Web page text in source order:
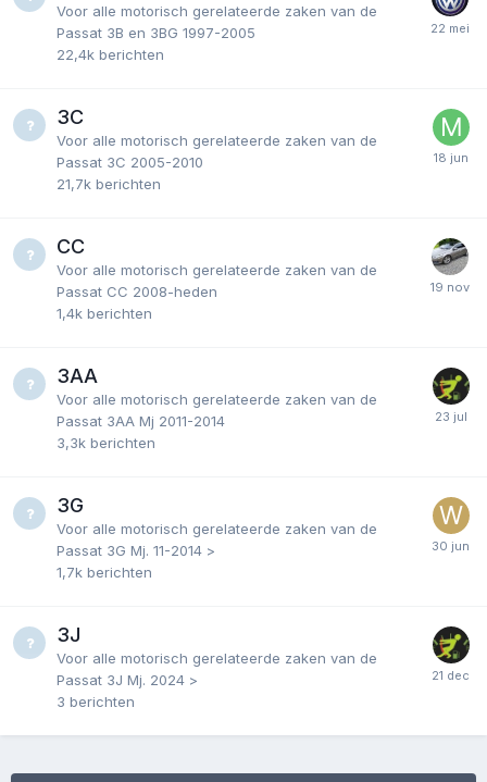
Voor alle motorisch gerelateerde zaken van de
Passat 3B en 3BG 1997-2005
22,4k berichten
3C
Voor alle motorisch gerelateerde zaken van de
Passat 3C 2005-2010
21,7k berichten
CC
Voor alle motorisch gerelateerde zaken van de
Passat CC 2008-heden
1,4k berichten
3AA
Voor alle motorisch gerelateerde zaken van de
Passat 3AA Mj 2011-2014
3,3k berichten
3G
Voor alle motorisch gerelateerde zaken van de
Passat 3G Mj. 11-2014 >
1,7k berichten
3J
Voor alle motorisch gerelateerde zaken van de
Passat 3J Mj. 2024 >
3 berichten